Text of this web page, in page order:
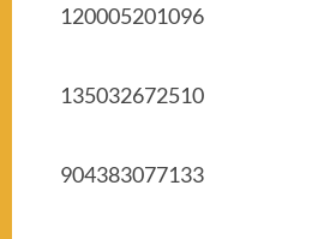
120005201096
135032672510
904383077133